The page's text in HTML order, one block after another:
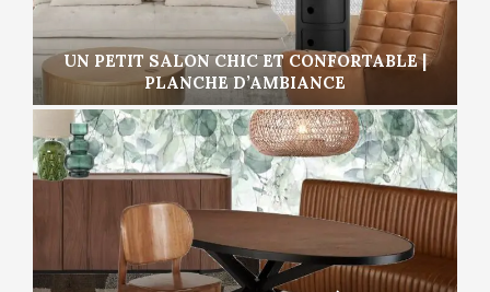
UN PETIT SALON CHIC ET CONFORTABLE |
PLANCHE D’AMBIANCE